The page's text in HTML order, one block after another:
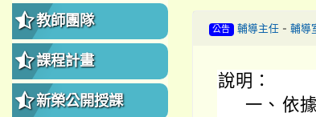
公告 輔導主任- 輔導
說明：
一、 依
教師團隊
課程計畫
新榮公開授課